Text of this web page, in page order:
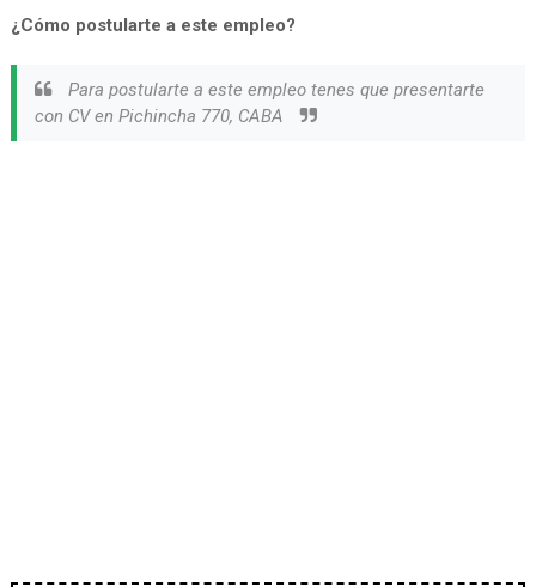
¿Cómo postularte a este empleo?
Para postularte a este empleo tenes que presentarte
con CV en Pichincha 770, CABA